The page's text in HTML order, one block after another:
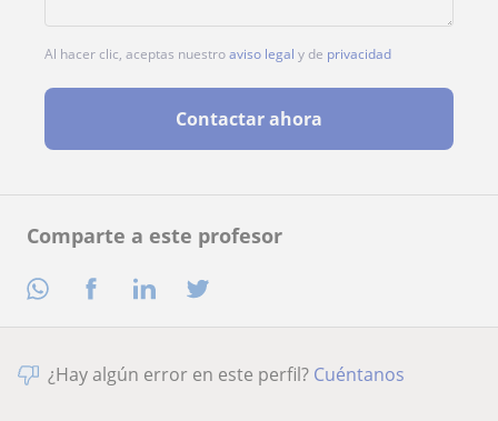
Comparte a este profesor
Al hacer clic, aceptas nuestroaviso legal y de privacidad
Contactar ahora
¿Hay algún error en este perfil? Cuéntanos